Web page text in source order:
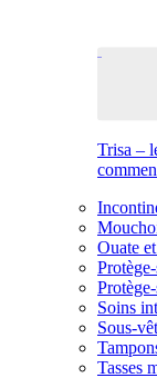
Trisa –
Ouate
Soins
Sous-
Tasses